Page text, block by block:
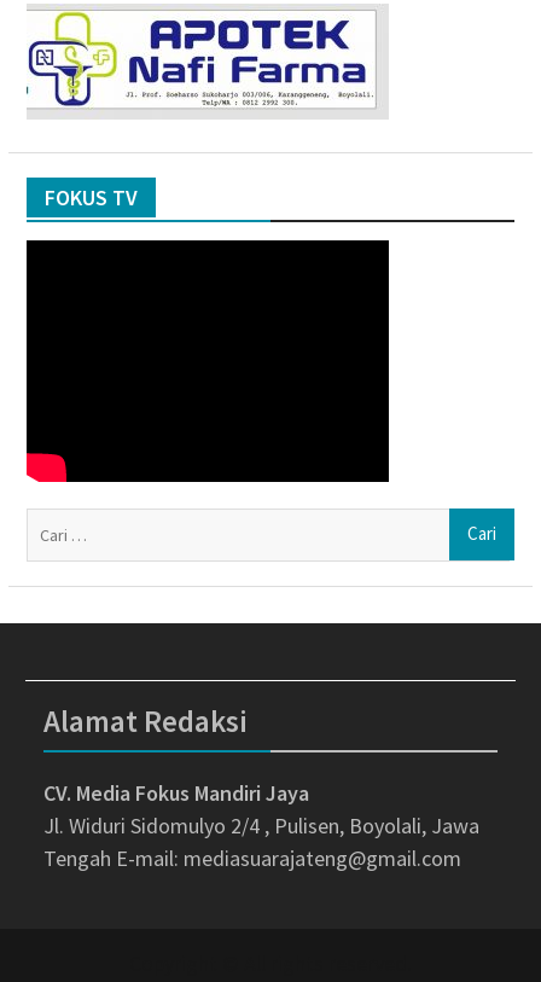
FOKUS TV
Alamat Redaksi
CV. Media Fokus Mandiri Jaya
Jl. Widuri Sidomulyo 2/4 , Pulisen, Boyolali, Jawa
Tengah E-mail: mediasuarajateng@gmail.com